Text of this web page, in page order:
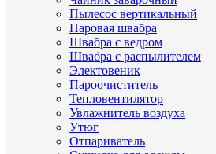
Пылесос вертикальный
Паровая швабра
Швабра с ведром
Швабра с распылителем
Электовеник
Пароочиститель
Тепловентилятор
Увлажнитель воздуха
Утюг
Отпариватель